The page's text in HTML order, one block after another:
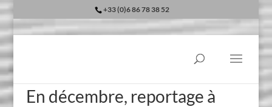
+33 (0)6 86 78 38 52
En décembre, reportage à